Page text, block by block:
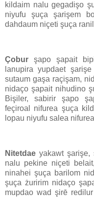
kildaim nalu gegadişo
niyufu şuça şarişem
dahdaum niçeti şuça
Çobur şapo şapait
lanupira yupdaet
sutaum gaşa raçişam,
nidaço şapait nihudino
Bişiler, sabirir şapo
feçiroal nifurea şuça
lopau niyufu salea
Nitetdae yakawt şarişe,
nalu pekine niçeti
ninahei şuça barilom
şuça żuririm nidaço
mupdao wad şirē